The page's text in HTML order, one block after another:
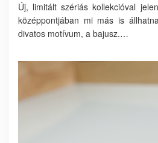
Új, limitált szériás kollekcióval
középpontjában mi más is
divatos motívum, a bajusz.…